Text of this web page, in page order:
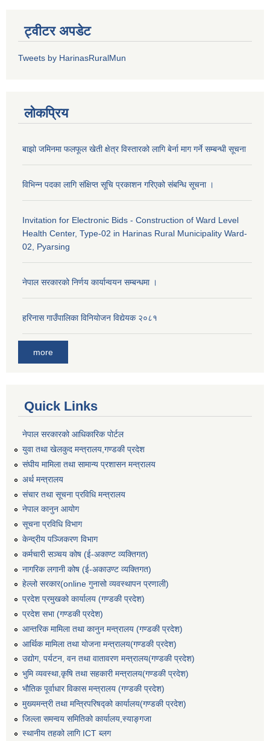
ट्वीटर अपडेट
Tweets by HarinasRuralMun
लोकप्रिय
बाझो जमिनमा फलफूल खेती क्षेत्र विस्तारको लागि बेर्ना माग गर्ने सम्बन्धी सूचना
विभिन्न पदका लागि संक्षिप्त सूचि प्रकाशन गरिएको संबन्धि सूचना ।
Invitation for Electronic Bids - Construction of Ward Level
Health Center, Type-02 in Harinas Rural Municipality Ward-
02, Pyarsing
नेपाल सरकारको निर्णय कार्यान्वयन सम्बन्धमा ।
हरिनास गाउँपालिका विनियोजन विद्येयक २०८१
more
Quick Links
नेपाल सरकारको आधिकारिक पोर्टल
युवा तथा खेलकुद मन्त्रालय,गण्डकी प्रदेश
संघीय मामिला तथा सामान्य प्रशासन मन्त्रालय
अर्थ मन्त्रालय
संचार तथा सूचना प्रविधि मन्त्रालय
नेपाल कानुन आयोग
सूचना प्रविधि विभाग
केन्द्रीय पञ्जिकरण विभाग
कर्मचारी सञ्‍चय कोष (ई‍-अकाण्ट व्यक्तिगत)
नागरिक लगानी कोष (ई-अकाउण्ट व्यक्तिगत)
हेल्लो सरकार(online गुनासो व्यवस्थापन प्रणाली)
प्रदेश प्रमुखको कार्यालय (गण्डकी प्रदेश)
प्रदेश सभा (गण्डकी प्रदेश)
आन्तरिक मामिला तथा कानुन मन्त्रालय (गण्डकी प्रदेश)
आर्थिक मामिला तथा योजना मन्त्रालय(गण्डकी प्रदेश)
उद्योग, पर्यटन, वन तथा वातावरण मन्त्रालय(गण्डकी प्रदेश)
भुमि व्यवस्था,कृषि तथा सहकारी मन्त्रालय(गण्डकी प्रदेश)
भौतिक पूर्वाधार विकास मन्त्रालय (गण्डकी प्रदेश)
मुख्यमन्त्री तथा मन्त्रिपरिषद्को कार्यालय(गण्डकी प्रदेश)
जिल्ला समन्वय समितिको कार्यालय,स्याङ्गजा
स्थानीय तहको लागि ICT ब्लग